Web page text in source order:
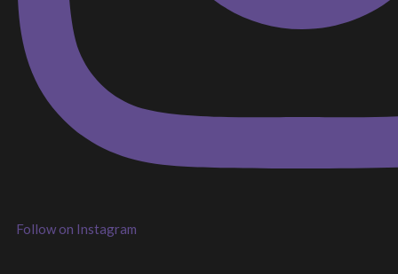
Follow on Instagram